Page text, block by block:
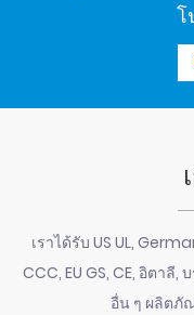
โ
เราได้รับ US UL,
CCC, EU GS, CE, อิตาลี,
อื่น ๆ ผลิตภั